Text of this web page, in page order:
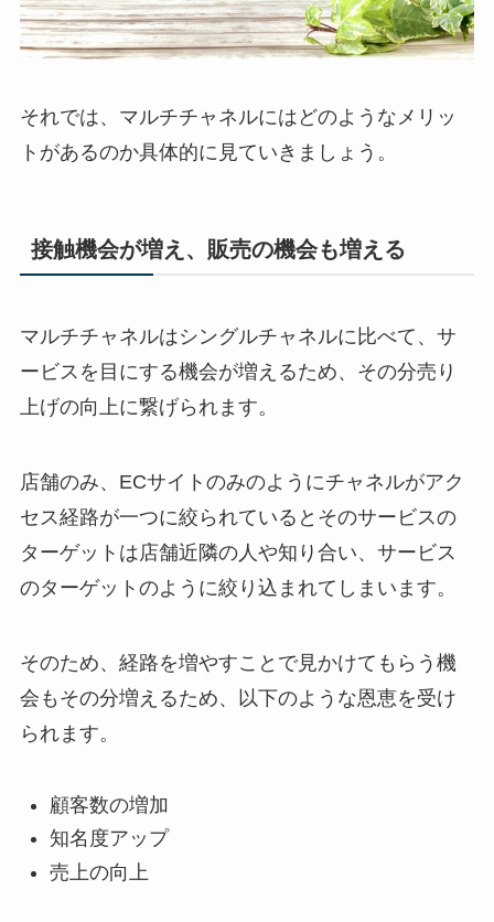
それでは、マルチチャネルにはどのようなメリッ
トがあるのか具体的に見ていきましょう。
接触機会が増え、販売の機会も増える
マルチチャネルはシングルチャネルに比べて、サ
ービスを目にする機会が増えるため、その分売り
上げの向上に繋げられます。
店舗のみ、ECサイトのみのようにチャネルがアク
セス経路が一つに絞られているとそのサービスの
ターゲットは店舗近隣の人や知り合い、サービス
のターゲットのように絞り込まれてしまいます。
そのため、経路を増やすことで見かけてもらう機
会もその分増えるため、以下のような恩恵を受け
られます。
顧客数の増加
知名度アップ
売上の向上